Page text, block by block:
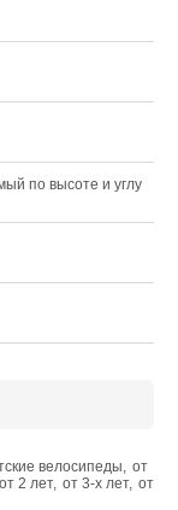
по высоте и углу
велосипеды, от
от 2 лет, от 3-х лет, от